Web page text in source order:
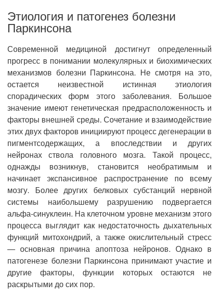
Этиология и патогенез болезни
Паркинсона
Современной медициной достигнут определенный
прогресс в понимании молекулярных и биохимических
механизмов болезни Паркинсона. Не смотря на это,
остается неизвестной истинная этиология
спорадических форм этого заболевания. Большое
значение имеют генетическая предрасположенность и
факторы внешней среды. Сочетание и взаимодействие
этих двух факторов инициируют процесс дегенерации в
пигментсодержащих, а впоследствии и других
нейронах ствола головного мозга. Такой процесс,
однажды возникнув, становится необратимым и
начинает экспансивное распространение по всему
мозгу. Более других белковых субстанций нервной
системы наибольшему разрушению подвергается
альфа-синуклеин. На клеточном уровне механизм этого
процесса выглядит как недостаточность дыхательных
функций митохондрий, а также окислительный стресс
— основная причина апоптоза нейронов. Однако в
патогенезе болезни Паркинсона принимают участие и
другие факторы, функции которых остаются не
раскрытыми до сих пор.